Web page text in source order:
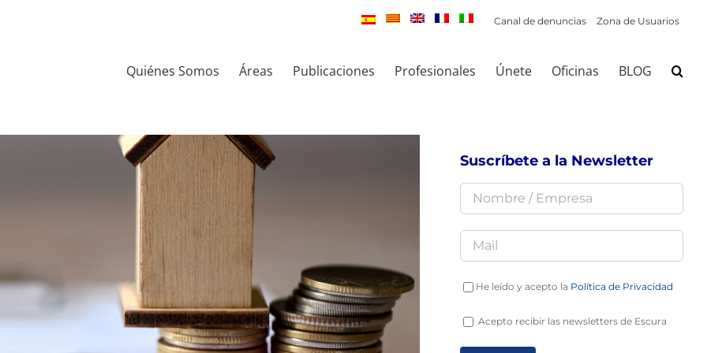
Canal de denuncias Zona de Usuarios
Quiénes Somos Áreas Publicaciones Profesionales Únete Oficinas BLOG
Suscríbete a la Newsletter
He leído y acepto la Política de Privacidad
Acepto recibir las newsletters de Escura